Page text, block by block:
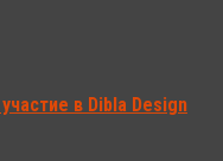
в Dibla Design